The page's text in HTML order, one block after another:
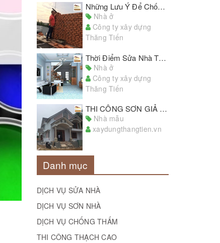
Những Lưu Ý Để Chống Thấm Hiệu Quả Khi Sửa Chữa, Cải Tạo Nhà Cửa
Nhà ở
Công ty xây dựng
Thăng Tiến
Thời Điểm Sửa Nhà Thích Hợp Nhất Trong Năm
Nhà ở
Công ty xây dựng
Thăng Tiến
THI CÔNG SƠN GIẢ ĐÁ ĐẠT CHUẨN, CHẤT LƯỢNG HÀNG ĐẦU TPHCM
Nhà mẫu
xaydungthangtien.vn
Danh mục
DỊCH VỤ SỬA NHÀ
DỊCH VỤ SƠN NHÀ
DỊCH VỤ CHỐNG THẤM
THI CÔNG THẠCH CAO